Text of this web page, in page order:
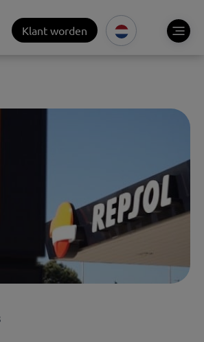
Klant worden